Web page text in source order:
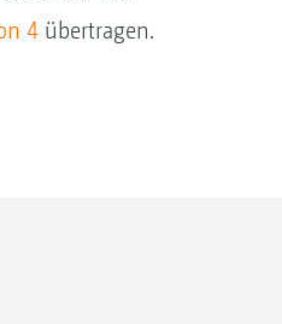
4 übertragen.